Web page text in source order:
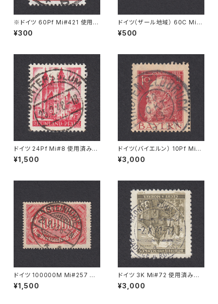
※ドイツ 60Pf Mi#421 使用済
み切手｜BERLIN 5.1.1931
¥300
ドイツ（ザール地域） 60C Mi#1
86 使用済み切手｜SAARBRÜ
CKEN 23.1.1935
¥500
ドイツ 24Pf Mi#8 使用済み切
手｜GUNTERSBLUM 25.2.19
48
¥1,500
ドイツ（バイエルン） 10Pf Mi#7
8 使用済み切手｜FÜRSTENF
ELDBRUCK 20.OKT.1913
¥3,000
ドイツ 100000M Mi#257 使
用済み切手｜STEINHUDE 25.
9.1923
¥1,500
ドイツ 3K Mi#72 使用済み切
手｜RADNITZ b. ROKITZAN
2.X.1941
¥3,000